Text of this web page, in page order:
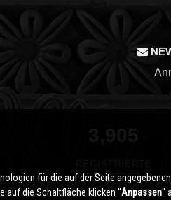
BENUTZER
für die auf der Seite
auf die Schaltfläche klicken ''Anpassen''